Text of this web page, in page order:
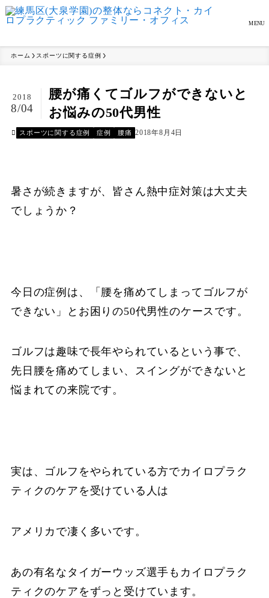
MENU
ホーム スポーツに関する症例
腰が痛くてゴルフができないと
お悩みの50代男性
2018
8/04
スポーツに関する症例 症例 腰痛 2018年8月4日
暑さが続きますが、皆さん熱中症対策は大丈夫
でしょうか？
今日の症例は、「腰を痛めてしまってゴルフが
できない」とお困りの50代男性のケースです。
ゴルフは趣味で長年やられているという事で、
先日腰を痛めてしまい、スイングができないと
悩まれての来院です。
実は、ゴルフをやられている方でカイロプラク
ティクのケアを受けている人は
アメリカで凄く多いです。
あの有名なタイガーウッズ選手もカイロプラク
ティクのケアをずっと受けています。